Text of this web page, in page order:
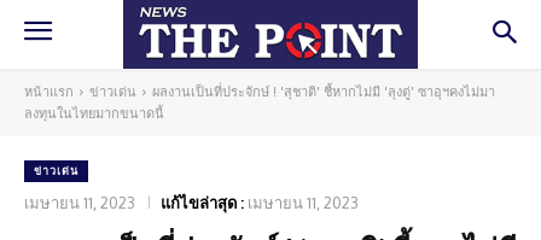
หน้าแรก ข่าวเด่น
ผลงานเป็นที่ประจักษ์ ! 'สุชาติ' ชี้หากไม่มี 'ลุงตู่' ซาอุฯคงไม่มา
ลงทุนในไทยมากขนาดนี้
ข่าวเด่น
เมษายน 11, 2023 แก้ไขล่าสุด : เมษายน 11, 2023